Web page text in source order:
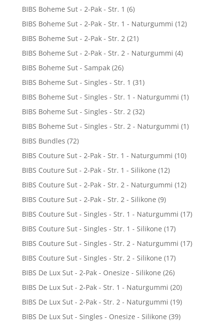
BIBS Boheme Sut - 2-Pak - Str. 1 (6)
BIBS Boheme Sut - 2-Pak - Str. 1 - Naturgummi (12)
BIBS Boheme Sut - 2-Pak - Str. 2 (21)
BIBS Boheme Sut - 2-Pak - Str. 2 - Naturgummi (4)
BIBS Boheme Sut - Sampak (26)
BIBS Boheme Sut - Singles - Str. 1 (31)
BIBS Boheme Sut - Singles - Str. 1 - Naturgummi (1)
BIBS Boheme Sut - Singles - Str. 2 (32)
BIBS Boheme Sut - Singles - Str. 2 - Naturgummi (1)
BIBS Bundles (72)
BIBS Couture Sut - 2-Pak - Str. 1 - Naturgummi (10)
BIBS Couture Sut - 2-Pak - Str. 1 - Silikone (12)
BIBS Couture Sut - 2-Pak - Str. 2 - Naturgummi (12)
BIBS Couture Sut - 2-Pak - Str. 2 - Silikone (9)
BIBS Couture Sut - Singles - Str. 1 - Naturgummi (17)
BIBS Couture Sut - Singles - Str. 1 - Silikone (17)
BIBS Couture Sut - Singles - Str. 2 - Naturgummi (17)
BIBS Couture Sut - Singles - Str. 2 - Silikone (17)
BIBS De Lux Sut - 2-Pak - Onesize - Silikone (26)
BIBS De Lux Sut - 2-Pak - Str. 1 - Naturgummi (20)
BIBS De Lux Sut - 2-Pak - Str. 2 - Naturgummi (19)
BIBS De Lux Sut - Singles - Onesize - Silikone (39)